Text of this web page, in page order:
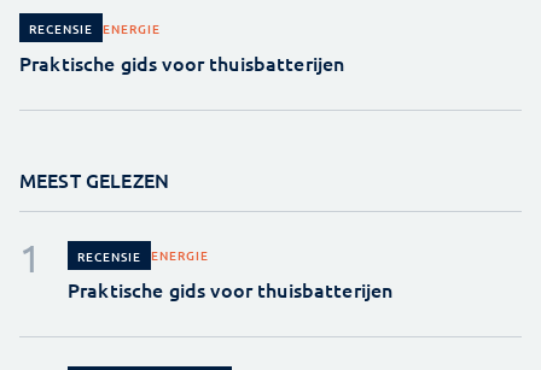
RECENSIE ENERGIE
Praktische gids voor thuisbatterijen
MEEST GELEZEN
RECENSIE ENERGIE
Praktische gids voor thuisbatterijen